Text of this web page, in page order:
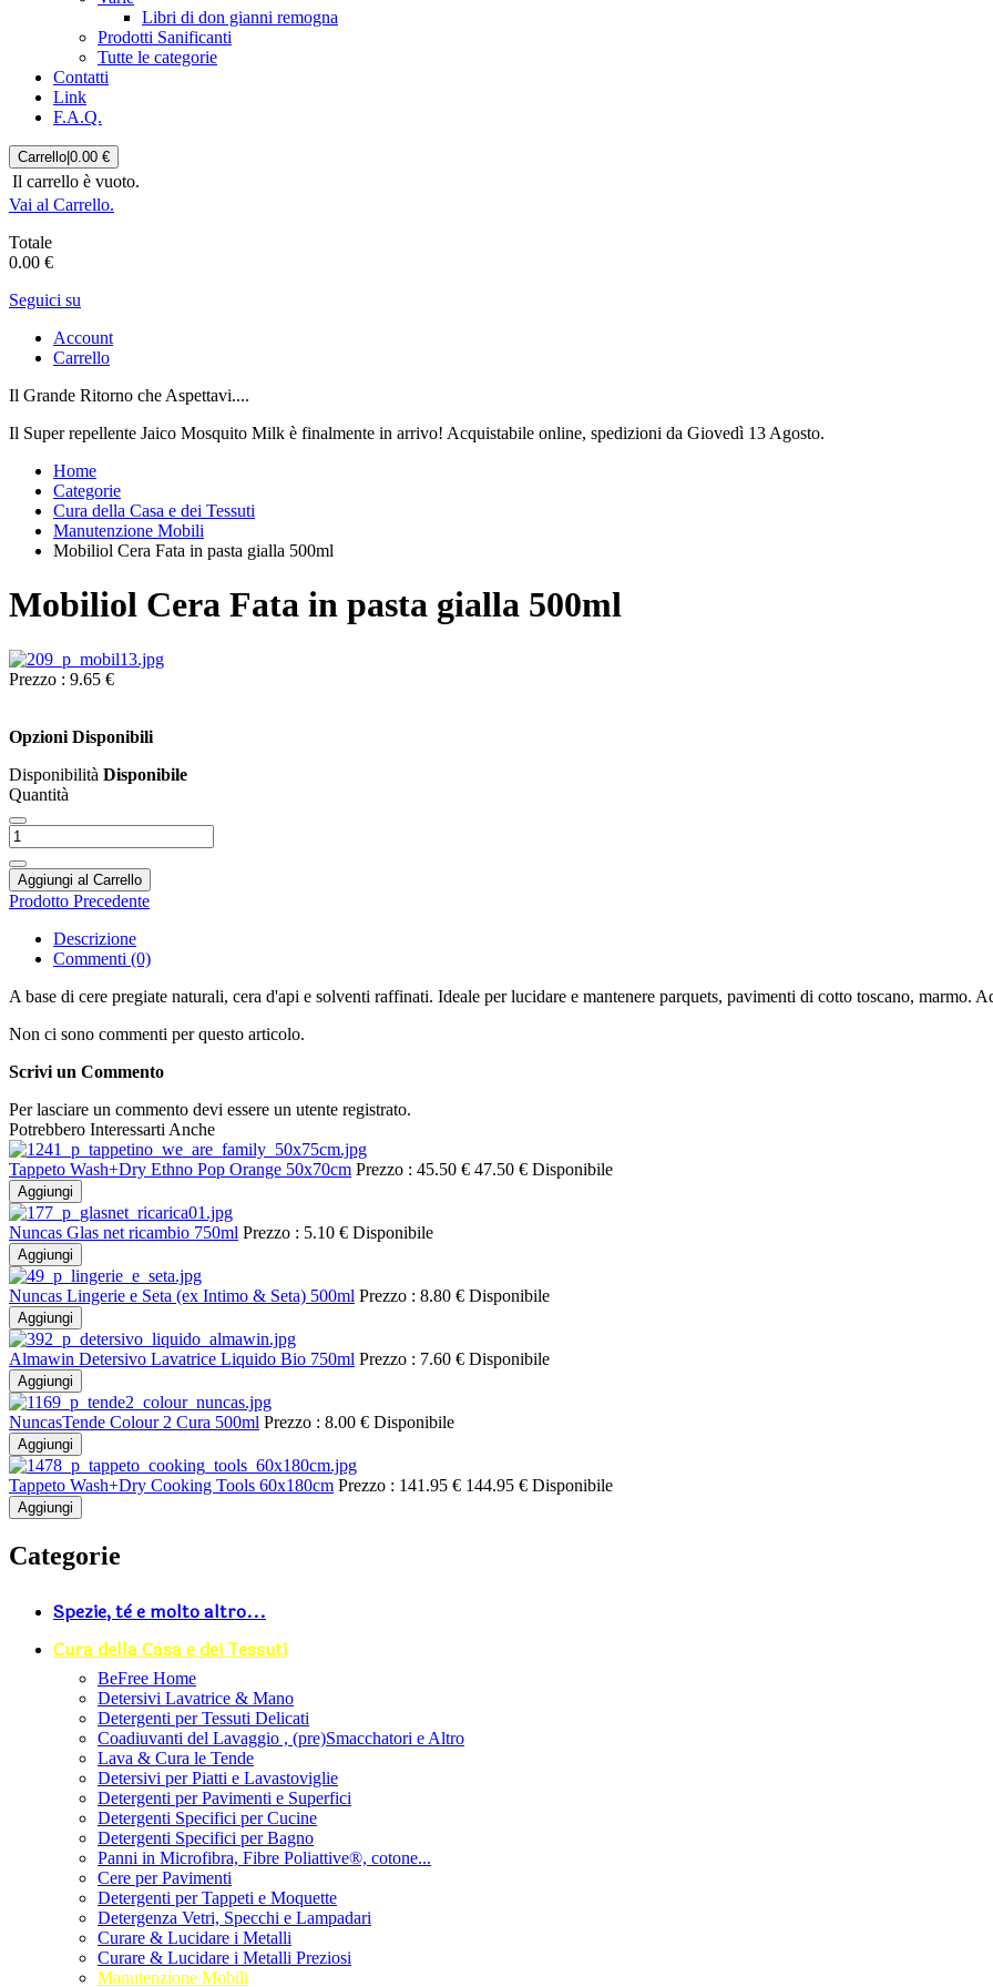
Libri di don gianni remogna
Prodotti Sanificanti
Tutte le categorie
Contatti
Link
F.A.Q.
Carrello 0.00 €
Il carrello è vuoto.
Vai al Carrello.
Totale
0.00 €
Seguici su
Account
Carrello
Il Grande Ritorno che Aspettavi....
Il Super repellente Jaico Mosquito Milk è finalmente in arrivo! Acquistabile online, spedizioni da Giovedì 13 Agosto.
Home
Categorie
Cura della Casa e dei Tessuti
Manutenzione Mobili
Mobiliol Cera Fata in pasta gialla 500ml
Mobiliol Cera Fata in pasta gialla 500ml
Prezzo : 9.65 €
Opzioni Disponibili
Disponibilità Disponibile
Quantità
Aggiungi al Carrello
Prodotto Precedente
Descrizione
Commenti (0)
A base di cere pregiate naturali, cera d'api e solventi raffinati. Ideale per lucidare e mantenere parquets, pavimenti di cotto toscano, marmo.
Non ci sono commenti per questo articolo.
Scrivi un Commento
Per lasciare un commento devi essere un utente registrato.
Potrebbero Interessarti Anche
Tappeto Wash+Dry Ethno Pop Orange 50x70cm Prezzo : 45.50 € 47.50 € Disponibile
Aggiungi
Nuncas Glas net ricambio 750ml Prezzo : 5.10 € Disponibile
Aggiungi
Nuncas Lingerie e Seta (ex Intimo & Seta) 500ml Prezzo : 8.80 € Disponibile
Aggiungi
Almawin Detersivo Lavatrice Liquido Bio 750ml Prezzo : 7.60 € Disponibile
Aggiungi
NuncasTende Colour 2 Cura 500ml Prezzo : 8.00 € Disponibile
Aggiungi
Tappeto Wash+Dry Cooking Tools 60x180cm Prezzo : 141.95 € 144.95 € Disponibile
Aggiungi
Categorie
Spezie, tè e molto altro...
Cura della Casa e dei Tessuti
BeFree Home
Detersivi Lavatrice & Mano
Detergenti per Tessuti Delicati
Coadiuvanti del Lavaggio , (pre)Smacchatori e Altro
Lava & Cura le Tende
Detersivi per Piatti e Lavastoviglie
Detergenti per Pavimenti e Superfici
Detergenti Specifici per Cucine
Detergenti Specifici per Bagno
Panni in Microfibra, Fibre Poliattive®, cotone...
Cere per Pavimenti
Detergenti per Tappeti e Moquette
Detergenza Vetri, Specchi e Lampadari
Curare & Lucidare i Metalli
Curare & Lucidare i Metalli Preziosi
Manutenzione Mobili